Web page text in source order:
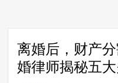
离婚后，财产
婚律师揭秘五大